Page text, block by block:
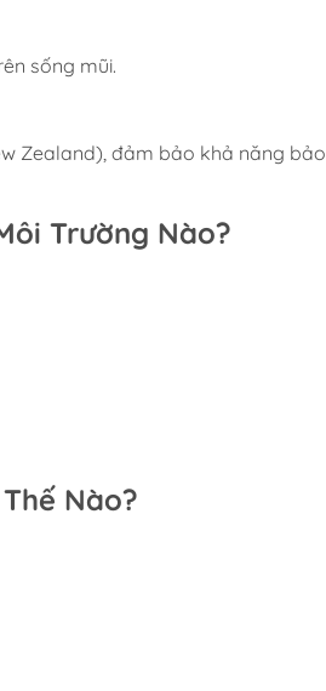
sống mũi.
Zealand), đảm bảo khả năng bảo
Trường Nào?
Nào?